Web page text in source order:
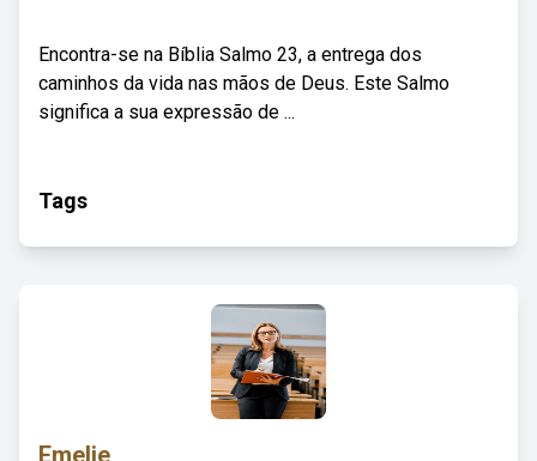
Encontra-se na Bíblia Salmo 23, a entrega dos
caminhos da vida nas mãos de Deus. Este Salmo
significa a sua expressão de ...
Tags
Emelie